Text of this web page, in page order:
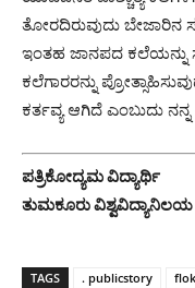
ತೋರದಿರುವುದು ಬೇಜಾರಿನ
ಇಂತಹ ಜಾನಪದ ಕಲೆಯನ್ನು
ಕಲೆಗಾರರನ್ನು
ಕರ್ತವ್ಯ ಆಗಿದೆ ಎಂಬುದು
ಪತ್ರಿಕೋದ್ಯಮ ವಿದ್ಯಾರ್ಥಿ
ತುಮಕೂರು ವಿಶ್ವವಿದ್ಯಾನಿಲಯ
TAGS . publicstory